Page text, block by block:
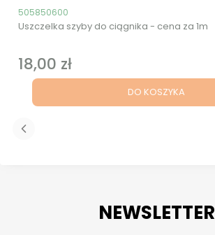
Kod produktu
505850600
Uszczelka szyby do ciągnika - cena za 1m
Cena
18,00 zł
DO KOSZYKA
NEWSLETTER